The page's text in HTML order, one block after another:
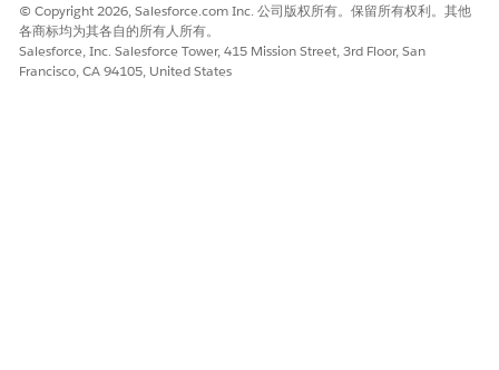
© Copyright 2026, Salesforce.com Inc. 公司版权所有。保留所有权利。其他
各商标均为其各自的所有人所有。
Salesforce, Inc. Salesforce Tower, 415 Mission Street, 3rd Floor, San
Francisco, CA 94105, United States